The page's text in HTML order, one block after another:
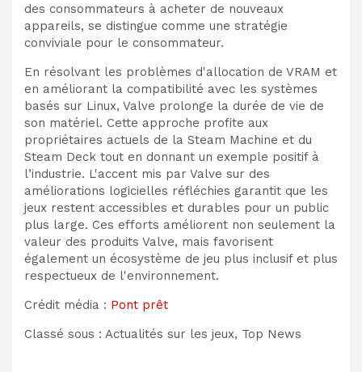
des consommateurs à acheter de nouveaux
appareils, se distingue comme une stratégie
conviviale pour le consommateur.
En résolvant les problèmes d'allocation de VRAM et
en améliorant la compatibilité avec les systèmes
basés sur Linux, Valve prolonge la durée de vie de
son matériel. Cette approche profite aux
propriétaires actuels de la Steam Machine et du
Steam Deck tout en donnant un exemple positif à
l’industrie. L'accent mis par Valve sur des
améliorations logicielles réfléchies garantit que les
jeux restent accessibles et durables pour un public
plus large. Ces efforts améliorent non seulement la
valeur des produits Valve, mais favorisent
également un écosystème de jeu plus inclusif et plus
respectueux de l'environnement.
Crédit média : Pont prêt
Classé sous : Actualités sur les jeux, Top News